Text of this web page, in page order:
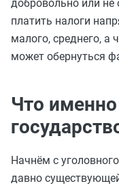
добровольно или не
платить налоги
малого, среднего, а
может обернуться
Что
Начнём с
давно